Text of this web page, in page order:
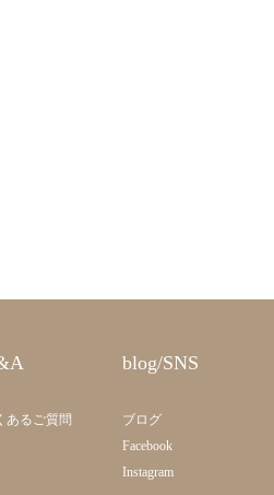
あるご質問
blog/SNS
ブログ
Facebook
Instagram